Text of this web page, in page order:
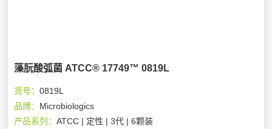
藻朊酸弧菌 ATCC® 17749™ 0819L
货号：0819L
品牌： Microbiologics
产品系列：ATCC | 定性 | 3代 | 6颗装